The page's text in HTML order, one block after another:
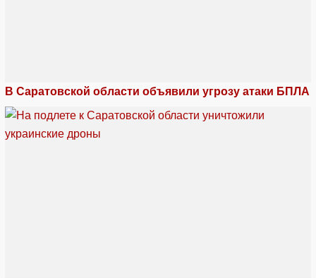
В Саратовской области объявили угрозу атаки БПЛА